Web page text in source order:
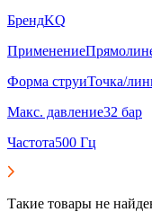
БрендKQ
Применение
Форма струиТочка/
Макс. давление32 бар
Частота500 Гц
Такие товары не